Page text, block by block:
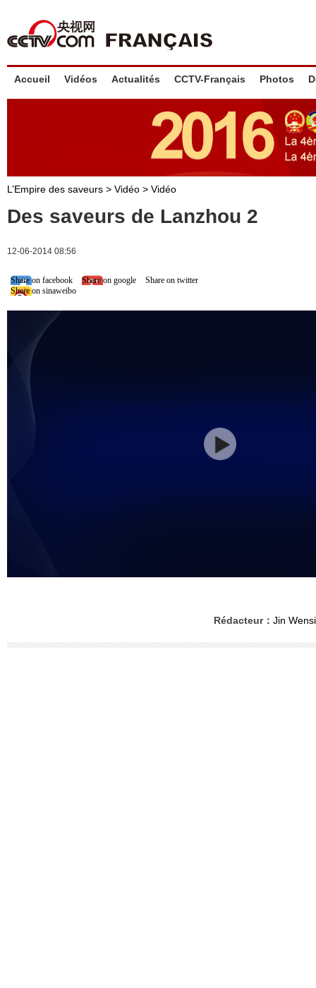
Accueil Vidéos Actualités CCTV-Français Photos
L’Empire des saveurs > Vidéo > Vidéo
Des saveurs de Lanzhou 2
12-06-2014 08:56
Share on facebook Share on google
Share on twitter
Share on sinaweibo
Rédacteur： Jin Wensi